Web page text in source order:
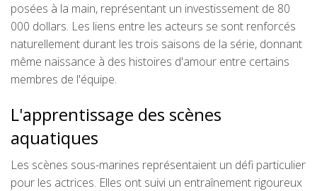
posées à la main, représentant un investissement de 80
000 dollars. Les liens entre les acteurs se sont renforcés
naturellement durant les trois saisons de la série, donnant
même naissance à des histoires d'amour entre certains
membres de l'équipe.
L'apprentissage des scènes
aquatiques
Les scènes sous-marines représentaient un défi particulier
pour les actrices. Elles ont suivi un entraînement rigoureux